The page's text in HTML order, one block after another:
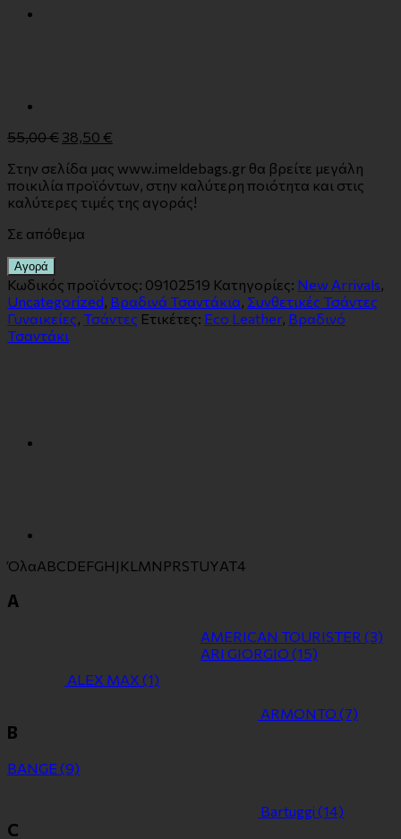
55,00€ 38,50 €
Στην σελίδα μας www.imeldebags.gr θα βρείτε μεγάλη
ποικιλία προϊόντων, στην καλύτερη ποιότητα και στις
καλύτερες τιμές της αγοράς!
Σε απόθεμα
Αγορά
Κωδικός προϊόντος: 09102519 Κατηγορίες: New Arrivals
Uncategorized Βραδινά Τσαντάκια Συνθετικές Τσάντες
Γυναικείες Τσάντες Ετικέτες: Eco Leather, Βραδινό
Τσαντάκι
ΌλαABCDEFGH J KL MN PRSTUYΑΤ4
A
ALEX MAX (1)
AMERICAN TOURISTER (3)
ARI GIORGIO (15)
ARMONTO (7)
B
BANGE (9)
Bartuggi (14)
C